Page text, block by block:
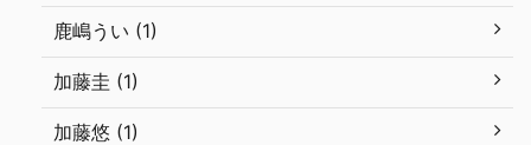
鹿嶋うい (1)
加藤圭 (1)
加藤悠 (1)